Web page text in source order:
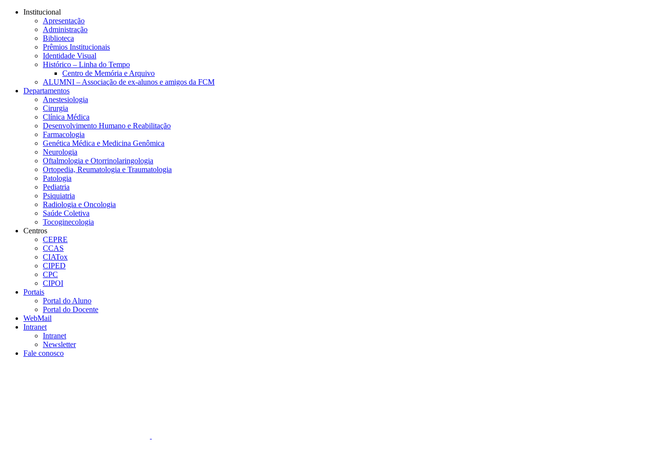
Conteúdo principal
Institucional
Apresentação
Administração
Biblioteca
Prêmios Institucionais
Identidade Visual
Histórico – Linha do Tempo
Centro de Memória e Arquivo
ALUMNI – Associação de ex-alunos e amigos da FCM
Departamentos
Anestesiologia
Cirurgia
Clínica Médica
Desenvolvimento Humano e Reabilitação
Farmacologia
Genética Médica e Medicina Genômica
Neurologia
Oftalmologia e Otorrinolaringologia
Ortopedia, Reumatologia e Traumatologia
Patologia
Pediatria
Psiquiatria
Radiologia e Oncologia
Saúde Coletiva
Tocoginecologia
Centros
CEPRE
CCAS
CIATox
CIPED
CPC
CIPOI
Portais
Portal do Aluno
Portal do Docente
WebMail
Intranet
Intranet
Newsletter
Fale conosco